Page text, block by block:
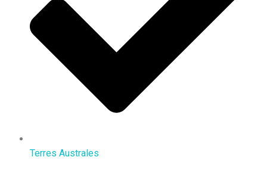
Terres Australes